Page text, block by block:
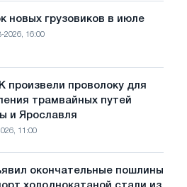
новых грузовиков в июле
2026, 16:00
произвели проволоку для
трамвайных путей
и Ярославля
11:00
окончательные пошлины